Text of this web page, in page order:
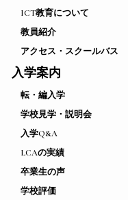
ICT教育について
教員紹介
アクセス・スクールバス
入学案内
転・編入学
学校見学・説明会
入学Q&A
LCAの実績
卒業生の声
学校評価